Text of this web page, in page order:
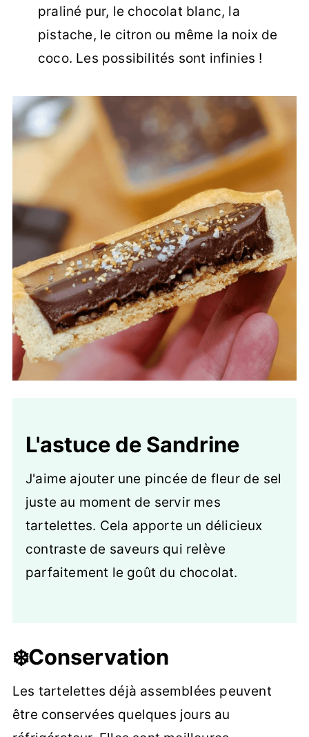
praliné pur, le chocolat blanc, la
pistache, le citron ou même la noix de
coco. Les possibilités sont infinies !
L'astuce de Sandrine
J'aime ajouter une pincée de fleur de sel
juste au moment de servir mes
tartelettes. Cela apporte un délicieux
contraste de saveurs qui relève
parfaitement le goût du chocolat.
❄️Conservation
Les tartelettes déjà assemblées peuvent
être conservées quelques jours au